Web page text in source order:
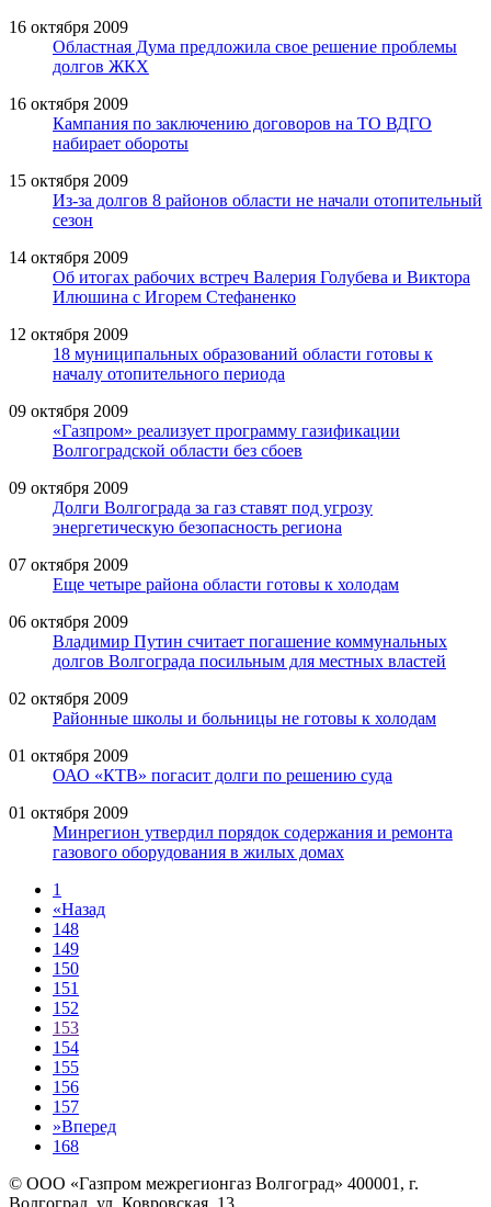
16 октября 2009
Областная Дума предложила свое решение проблемы
долгов ЖКХ
16 октября 2009
Кампания по заключению договоров на ТО ВДГО
набирает обороты
15 октября 2009
Из-за долгов 8 районов области не начали отопительный
сезон
14 октября 2009
Об итогах рабочих встреч Валерия Голубева и Виктора
Илюшина с Игорем Стефаненко
12 октября 2009
18 муниципальных образований области готовы к
началу отопительного периода
09 октября 2009
«Газпром» реализует программу газификации
Волгоградской области без сбоев
09 октября 2009
Долги Волгограда за газ ставят под угрозу
энергетическую безопасность региона
07 октября 2009
Еще четыре района области готовы к холодам
06 октября 2009
Владимир Путин считает погашение коммунальных
долгов Волгограда посильным для местных властей
02 октября 2009
Районные школы и больницы не готовы к холодам
01 октября 2009
ОАО «КТВ» погасит долги по решению суда
01 октября 2009
Минрегион утвердил порядок содержания и ремонта
газового оборудования в жилых домах
1
«Назад
148
149
150
151
152
153
154
155
156
157
»Вперед
168
© ООО «Газпром межрегионгаз Волгоград» 400001, г.
Волгоград, ул. Ковровская, 13